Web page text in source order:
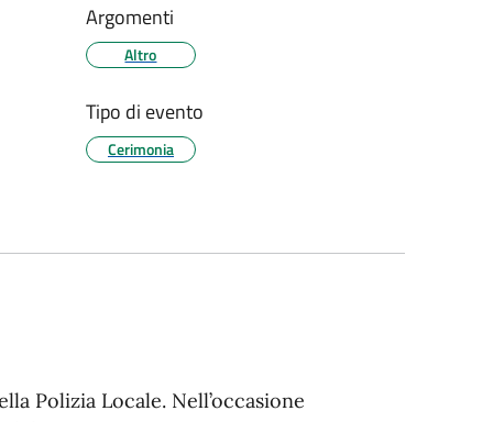
Argomenti
Altro
Tipo di evento
Cerimonia
Polizia Locale. Nell’occasione